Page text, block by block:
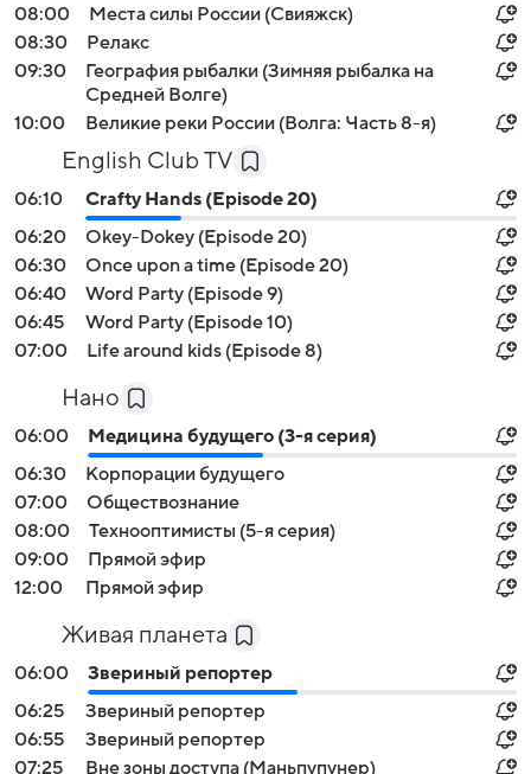
08:00
Места силы России (Свияжск)
08:30
Релакс
09:30
География рыбалки (Зимняя рыбалка на
Средней Волге)
10:00
Великие реки России (Волга: Часть 8-я)
English Club TV
06:10
Crafty Hands (Episode 20)
06:20
Okey-Dokey (Episode 20)
06:30
Once upon a time (Episode 20)
06:40
Word Party (Episode 9)
06:45
Word Party (Episode 10)
07:00
Life around kids (Episode 8)
Нано
06:00
Медицина будущего (3-я серия)
06:30
Корпорации будущего
07:00
Обществознание
08:00
Технооптимисты (5-я серия)
09:00
Прямой эфир
12:00
Прямой эфир
Живая планета
06:00
Звериный репортер
06:25
Звериный репортер
06:55
Звериный репортер
07:25
Вне зоны доступа (Маньпупунер)